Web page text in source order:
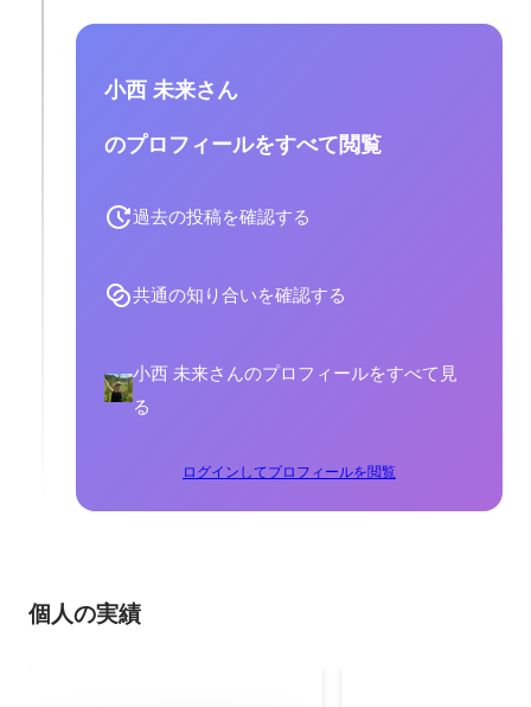
小西 未来さん
のプロフィールをすべて閲覧
過去の投稿を確認する
共通の知り合いを確認する
小西 未来さんのプロフィールをすべて見
る
ログインしてプロフィールを閲覧
個人の実績